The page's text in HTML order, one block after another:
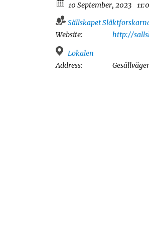
10 September, 2023
Sällskapet
Website:
http://
Lokalen
Address: